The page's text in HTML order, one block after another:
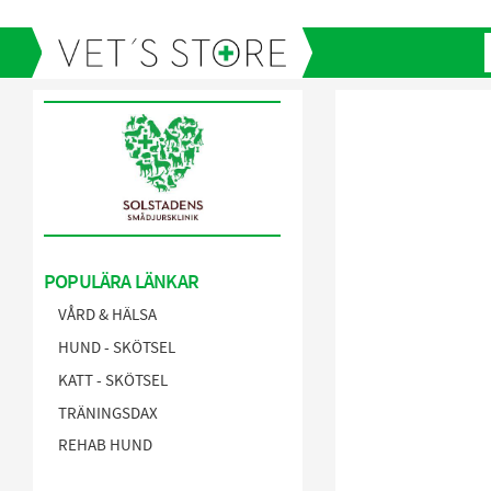
POPULÄRA LÄNKAR
VÅRD & HÄLSA
HUND - SKÖTSEL
KATT - SKÖTSEL
TRÄNINGSDAX
REHAB HUND